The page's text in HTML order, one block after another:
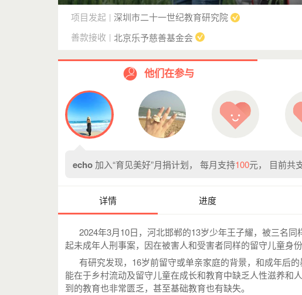
项目发起 | 深圳市二十一世纪教育研究院
善款接收 | 北京乐予慈善基金会
他们在参与
echo加入“育见美好”月捐计划， 每月支持100元， 目前共
详情 进度
2024年3月10日，河北邯郸的13岁少年王子耀，被三名同
起未成年人刑事案，因在被害人和受害者同样的留守儿童身
有研究发现，16岁前留守或单亲家庭的背景，和成年后
能在于乡村流动及留守儿童在成长和教育中缺乏人性滋养和
到的教育也非常匮乏，甚至基础教育也有缺失。